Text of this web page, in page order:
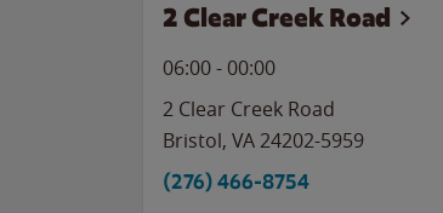
2 Clear Creek Road
06:00- 00:00
2 Clear Creek Road
Bristol, VA24202-5959
(276) 466-8754